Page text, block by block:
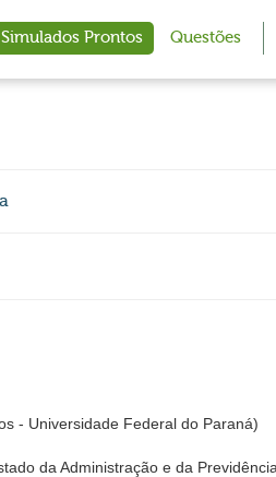
Simulados Prontos Questões
- Universidade Federal do Paraná)
da Administração e da